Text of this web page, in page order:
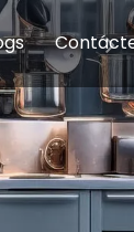
Equipo
Equipo
comida
Preguntas